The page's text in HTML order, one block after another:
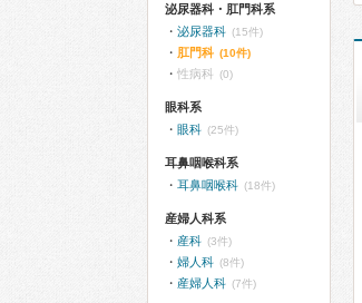
泌尿器科・肛門科系
泌尿器科 (15件)
肛門科 (10件)
性病科 (0)
眼科系
眼科 (25件)
耳鼻咽喉科系
耳鼻咽喉科 (18件)
産婦人科系
産科 (3件)
婦人科 (8件)
産婦人科 (7件)